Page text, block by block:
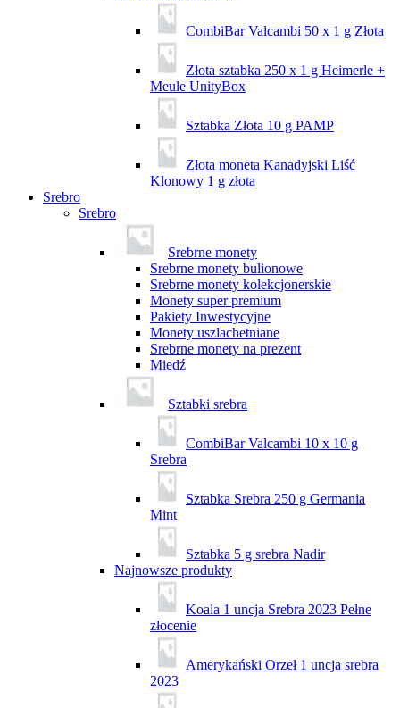
CombiBar Valcambi 50 x 1 g Złota
Złota sztabka 250 x 1 g Heimerle +
Meule UnityBox
Sztabka Złota 10 g PAMP
Złota moneta Kanadyjski Liść
Klonowy 1 g złota
Srebro
Srebro
Srebrne monety
Srebrne monety bulionowe
Srebrne monety kolekcjonerskie
Monety super premium
Pakiety Inwestycyjne
Monety uszlachetniane
Srebrne monety na prezent
Miedź
Sztabki srebra
CombiBar Valcambi 10 x 10 g
Srebra
Sztabka Srebra 250 g Germania
Mint
Sztabka 5 g srebra Nadir
Najnowsze produkty
Koala 1 uncja Srebra 2023 Pełne
złocenie
Amerykański Orzeł 1 uncja srebra
2023